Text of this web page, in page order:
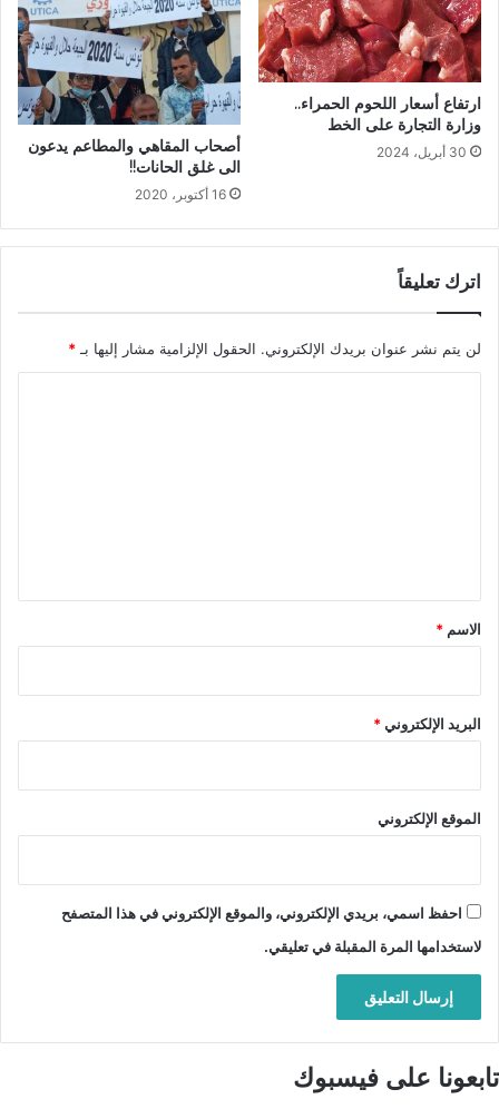
ارتفاع أسعار اللحوم الحمراء..
وزارة التجارة على الخط
30 أبريل، 2024
أصحاب المقاهي والمطاعم يدعون
الى غلق الحانات!!
16 أكتوبر، 2020
اترك تعليقاً
لن يتم نشر عنوان بريدك الإلكتروني. الحقول الإلزامية مشار إليها بـ *
*
الاسم *
البريد الإلكتروني*
الموقع الإلكتروني
احفظ اسمي، بريدي الإلكتروني، والموقع الإلكتروني في هذا المتصفح
لاستخدامها المرة المقبلة في تعليقي.
تابعونا على فيسبوك